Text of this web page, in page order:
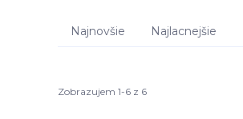
Najnovšie Najlacnejšie
Zobrazujem 1-6 z 6